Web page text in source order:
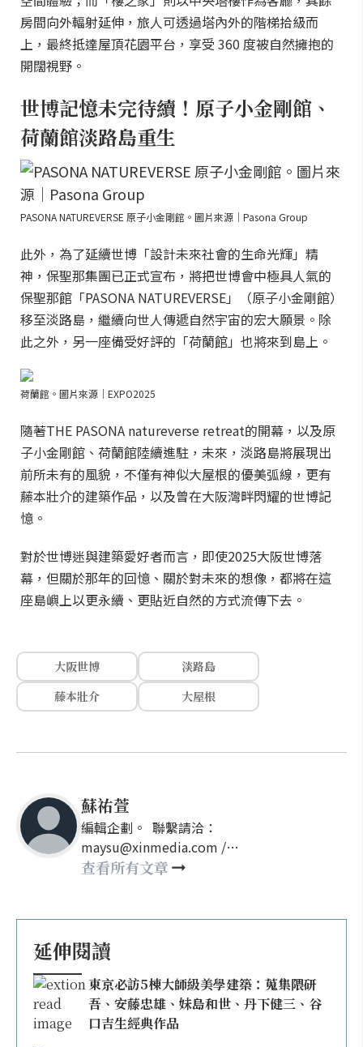
房間向外輻射延伸，旅人可透過塔內外的階梯拾級而
上，最終抵達屋頂花園平台，享受 360 度被自然擁抱的
開闊視野。
世博記憶未完待續！原子小金剛館、
荷蘭館淡路島重生
PASONA NATUREVERSE 原子小金剛館。圖片來源｜Pasona Group
此外，為了延續世博「設計未來社會的生命光輝」精
神，保聖那集團已正式宣布，將把世博會中極具人氣的
保聖那館「PASONA NATUREVERSE」（原子小金剛館）
移至淡路島，繼續向世人傳遞自然宇宙的宏大願景。除
此之外，另一座備受好評的「荷蘭館」也將來到島上。
荷蘭館。圖片來源｜EXPO2025
隨著THE PASONA natureverse retreat的開幕，以及原
子小金剛館、荷蘭館陸續進駐，未來，淡路島將展現出
前所未有的風貌，不僅有神似大屋根的優美弧線，更有
藤本壯介的建築作品，以及曾在大阪灣畔閃耀的世博記
憶。
對於世博迷與建築愛好者而言，即使2025大阪世博落
幕，但關於那年的回憶、關於對未來的想像，都將在這
座島嶼上以更永續、更貼近自然的方式流傳下去。
大阪世博
淡路島
藤本壯介
大屋根
蘇祐萱
編輯企劃。 聯繫請洽：
maysu@xinmedia.com /
may860527@gmail.com
查看所有文章
延伸閱讀
東京必訪5棟大師級美學建築：蒐集隈研
吾、安藤忠雄、妹島和世、丹下健三、谷
口吉生經典作品